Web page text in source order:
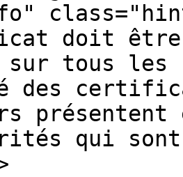
doit être
sur tous
des
présentent
qui